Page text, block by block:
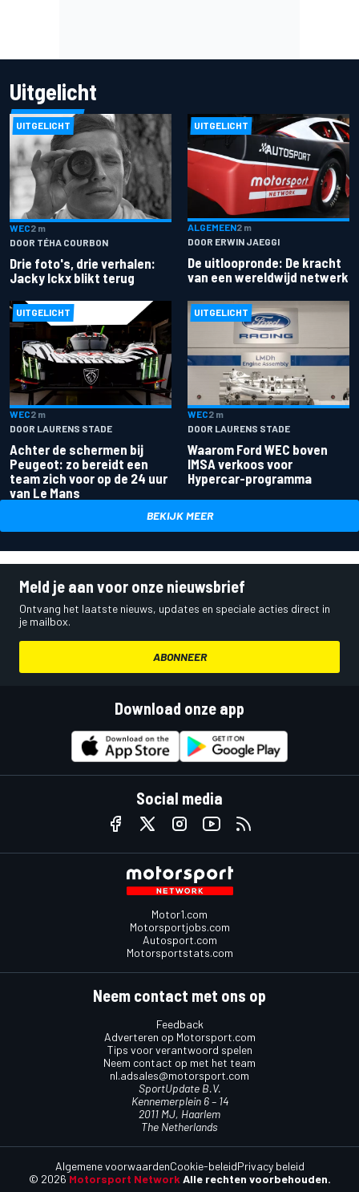
Uitgelicht
UITGELICHT
WEC2 m
DOOR TÉHA COURBON
Drie foto's, drie verhalen:
Jacky Ickx blikt terug
UITGELICHT
ALGEMEEN2 m
DOOR ERWIN JAEGGI
De uitloopronde: De kracht
van een wereldwijd netwerk
UITGELICHT
WEC2 m
DOOR LAURENS STADE
Achter de schermen bij
Peugeot: zo bereidt een
team zich voor op de 24 uur
van Le Mans
UITGELICHT
WEC2 m
DOOR LAURENS STADE
Waarom Ford WEC boven
IMSA verkoos voor
Hypercar-programma
BEKIJK MEER
Meld je aan voor onze nieuwsbrief
Ontvang het laatste nieuws, updates en speciale acties direct in
je mailbox.
ABONNEER
Download onze app
Social media
Motor1.com
Motorsportjobs.com
Autosport.com
Motorsportstats.com
Neem contact met ons op
Feedback
Adverteren op Motorsport.com
Tips voor verantwoord spelen
Neem contact op met het team
nl.adsales@motorsport.com
SportUpdate B.V.
Kennemerplein 6 – 14
2011 MJ, Haarlem
The Netherlands
© 2026 Motorsport Network Alle rechten voorbehouden.
Algemene voorwaardenCookie-beleidPrivacy beleid